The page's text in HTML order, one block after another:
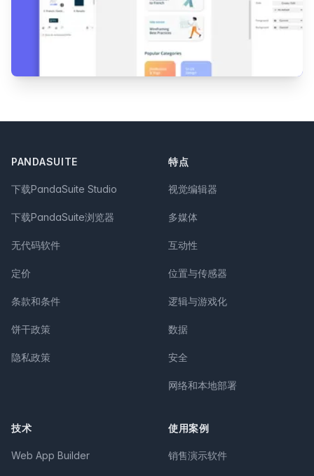
PANDASUITE
下载PandaSuite Studio
下载PandaSuite浏览器
无代码软件
定价
条款和条件
饼干政策
隐私政策
特点
视觉编辑器
多媒体
互动性
位置与传感器
逻辑与游戏化
数据
安全
网络和本地部署
技术
Web App Builder
使用案例
销售演示软件